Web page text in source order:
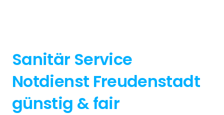
Sanitär Service
Notdienst Freudenstadt
günstig & fair